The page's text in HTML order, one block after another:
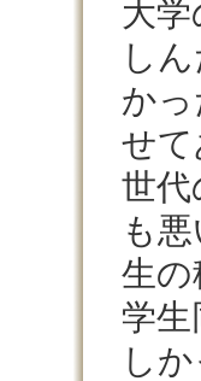
大
し
か
せ
世
も
生の
学
し